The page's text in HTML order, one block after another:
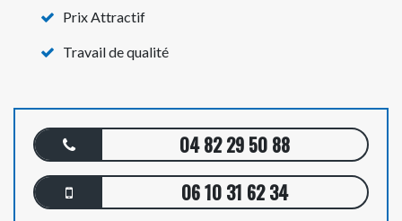
Prix Attractif
Travail de qualité
04 82 29 50 88
06 10 31 62 34